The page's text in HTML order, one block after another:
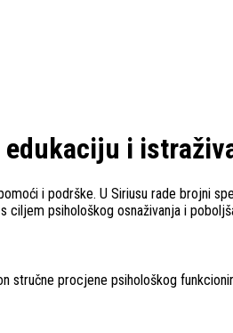
i
i podrške. U Siriusu rade brojni
ciljem psihološkog osnaživanja i
stručne procjene psihološkog